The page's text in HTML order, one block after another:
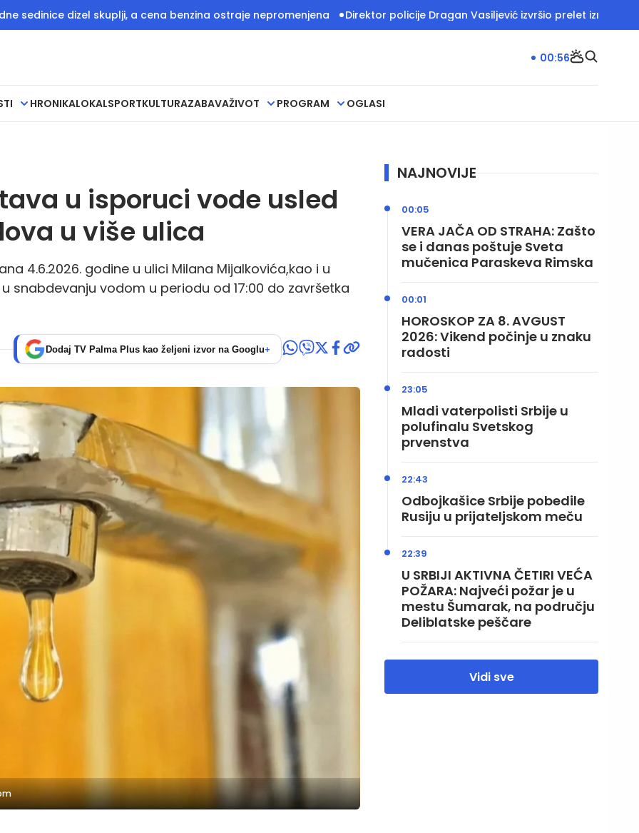
dizel skuplji, a cena benzina ostraje nepromenjena Direktor policije Dragan Vasiljević izvršio prelet iznad Deliblatske
HRONIKALOKALSPORTKULTURAZABAVAŽIVOT PROGRAM OGLASI
00:56
u isporuci vode usled
u više ulica
4.6.2026. godine u ulici Milana Mijalkovića,kao i u
snabdevanju vodom u periodu od 17:00 do završetka
Dodaj TV Palma Plus kao željeni izvor na Googlu+
NAJNOVIJE
VERA JAČA OD STRAHA: Zašto
se i danas poštuje Sveta
mučenica Paraskeva Rimska
00:05
HOROSKOP ZA 8. AVGUST
2026: Vikend počinje u znaku
radosti
00:01
Mladi vaterpolisti Srbije u
polufinalu Svetskog
prvenstva
23:05
Odbojkašice Srbije pobedile
Rusiju u prijateljskom meču
22:43
U SRBIJI AKTIVNA ČETIRI VEĆA
POŽARA: Najveći požar je u
mestu Šumarak, na području
Deliblatske peščare
22:39
Vidi sve